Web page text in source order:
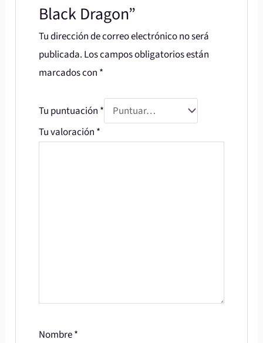
Black Dragon”
Tu dirección de correo electrónico no será
publicada. Los campos obligatorios están
marcados con *
Tu puntuación *
Tu valoración *
Nombre*